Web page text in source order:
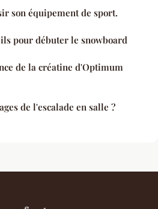
son équipement de sport.
pour débuter le snowboard
de la créatine d'Optimum
de l'escalade en salle ?